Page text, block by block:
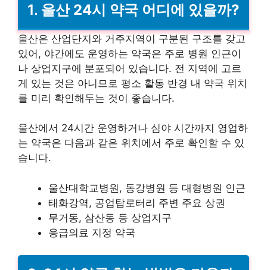
1. 울산 24시 약국 어디에 있을까?
울산은 산업단지와 거주지역이 구분된 구조를 갖고
있어, 야간에도 운영하는 약국은 주로 병원 인근이
나 상업지구에 분포되어 있습니다. 전 지역에 고르
게 있는 것은 아니므로 평소 활동 반경 내 약국 위치
를 미리 확인해두는 것이 좋습니다.
울산에서 24시간 운영하거나 심야 시간까지 영업하
는 약국은 다음과 같은 위치에서 주로 확인할 수 있
습니다.
울산대학교병원, 동강병원 등 대형병원 인근
태화강역, 공업탑로터리 주변 주요 상권
무거동, 삼산동 등 상업지구
응급의료 지정 약국